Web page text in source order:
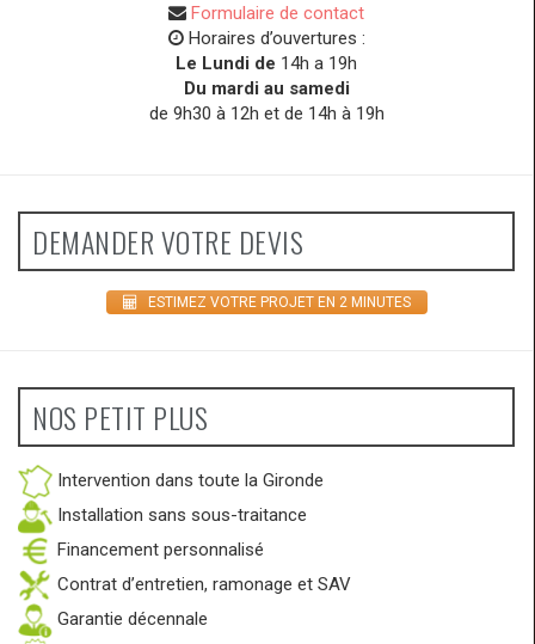
Formulaire de contact
Horaires d’ouvertures :
Le Lundi de 14h a 19h
Du mardi au samedi
de 9h30 à 12h et de 14h à 19h
DEMANDER VOTRE DEVIS
ESTIMEZ VOTRE PROJET EN 2 MINUTES
NOS PETIT PLUS
Intervention dans toute la Gironde
Installation sans sous-traitance
Financement personnalisé
Contrat d’entretien, ramonage et SAV
Garantie décennale